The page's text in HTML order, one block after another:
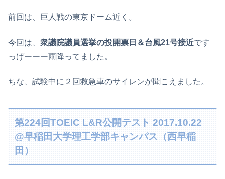
前回は、巨人戦の東京ドーム近く。
今回は、 衆議院議員選挙の投開票日＆台風21号接近です
っげーーー雨降ってました。
ちな、試験中に２回救急車のサイレンが聞こえました。
第224回TOEIC L&R公開テスト 2017.10.22
@早稲田大学理工学部キャンパス（西早稲
田）